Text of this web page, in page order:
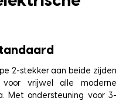
2-stekker aan beide zijden
vrijwel alle moderne
Met ondersteuning voor 3-